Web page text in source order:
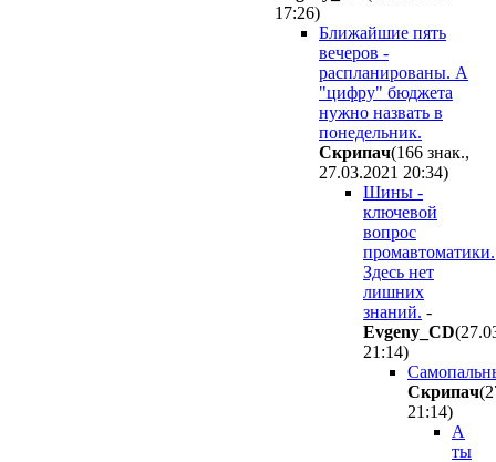
17:26)
Ближайшие пять
вечеров -
распланированы. А
"цифру" бюджета
нужно назвать в
понедельник.
Cкpипaч(166 знак.,
27.03.2021 20:34)
Шины -
ключевой
вопрос
промавтоматики.
Здесь нет
лишних
знаний. -
Evgeny_CD
21:14)
Cкpипaч
21:14)
А
ты